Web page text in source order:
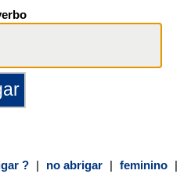
? | no abrigar | feminino |